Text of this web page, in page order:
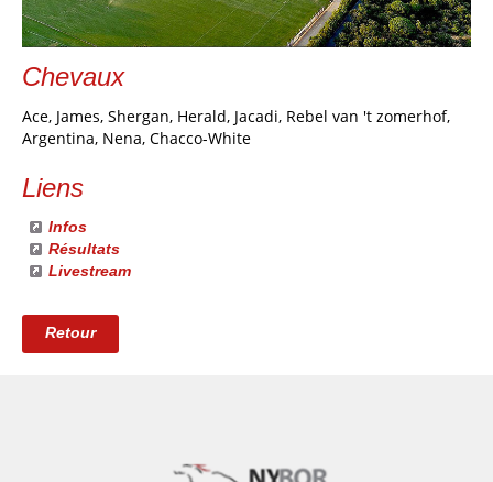
Chevaux
Ace, James, Shergan, Herald, Jacadi, Rebel van 't zomerhof,
Argentina, Nena, Chacco-White
Liens
Infos
Résultats
Livestream
Retour